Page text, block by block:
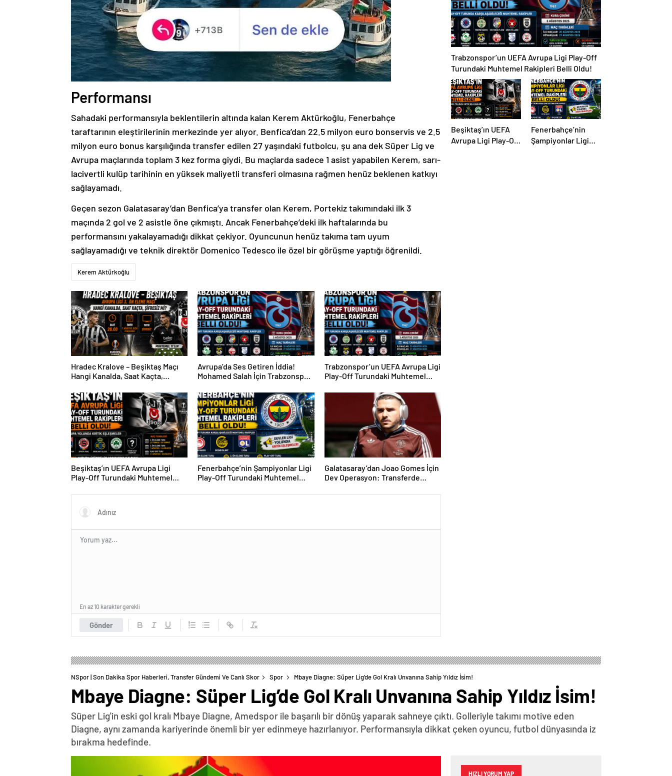
Performansı
Sahadaki performansıyla beklentilerin altında kalan Kerem Aktürkoğlu, Fenerbahçe
taraftarının eleştirilerinin merkezinde yer alıyor. Benfica’dan 22.5 milyon euro bonservis ve 2.5
milyon euro bonus karşılığında transfer edilen 27 yaşındaki futbolcu, şu ana dek Süper Lig ve
Avrupa maçlarında toplam 3 kez forma giydi. Bu maçlarda sadece 1 asist yapabilen Kerem, sarı-
lacivertli kulüp tarihinin en yüksek maliyetli transferi olmasına rağmen henüz beklenen katkıyı
sağlayamadı.
Geçen sezon Galatasaray’dan Benfica’ya transfer olan Kerem, Portekiz takımındaki ilk 3
maçında 2 gol ve 2 asistle öne çıkmıştı. Ancak Fenerbahçe’deki ilk haftalarında bu
performansını yakalayamadığı dikkat çekiyor. Oyuncunun henüz takıma tam uyum
sağlayamadığı ve teknik direktör Domenico Tedesco ile özel bir görüşme yaptığı öğrenildi.
Kerem Aktürkoğlu
Hradec Kralove – Beşiktaş Maçı
Hangi Kanalda, Saat Kaçta,
Avrupa’da Ses Getiren İddia!
Mohamed Salah İçin Trabzonspor
Trabzonspor’un UEFA Avrupa Ligi
Play-Off Turundaki Muhtemel
Beşiktaş’ın UEFA Avrupa Ligi
Play-Off Turundaki Muhtemel
Yolunda Kritik Eşleşmeler
Fenerbahçe’nin Şampiyonlar Ligi
Play-Off Turundaki Muhtemel
Galatasaray’dan Joao Gomes İçin
Dev Operasyon: Transferde
Gönder
En az 10 karakter gerekli
Trabzonspor’un UEFA Avrupa Ligi Play-Off
Turundaki Muhtemel Rakipleri Belli Oldu!
Beşiktaş’ın UEFA
Avrupa Ligi Play-Off
Fenerbahçe’nin
Şampiyonlar Ligi
NSpor | Son Dakika Spor Haberleri, Transfer Gündemi Ve Canlı Skor Spor Mbaye Diagne: Süper Lig’de Gol Kralı Unvanına Sahip Yıldız İsim!
Mbaye Diagne: Süper Lig’de Gol Kralı Unvanına Sahip Yıldız İsim!
Süper Lig'in eski gol kralı Mbaye Diagne, Amedspor ile başarılı bir dönüş yaparak sahneye çıktı. Golleriyle takımı motive eden
Diagne, aynı zamanda kariyerinde önemli bir yer edinmeye hazırlanıyor. Performansıyla dikkat çeken oyuncu, futbol dünyasında iz
bırakma hedefinde.
HIZLI YORUM YAP